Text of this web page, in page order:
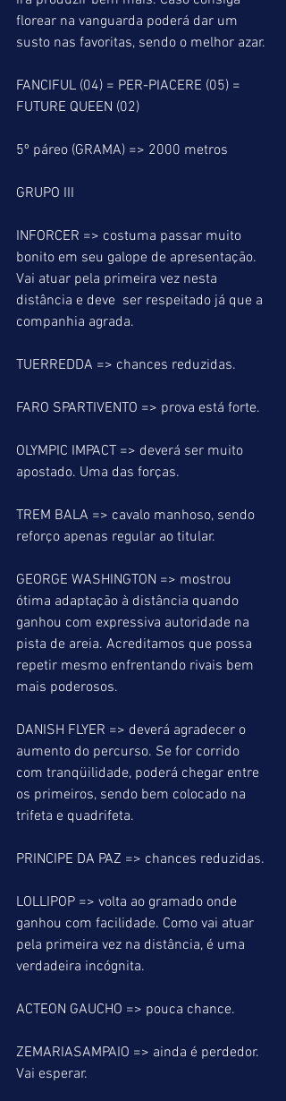
florear na vanguarda poderá dar um
susto nas favoritas, sendo o melhor azar.
FANCIFUL (04) = PER-PIACERE (05) =
FUTURE QUEEN (02)
5º páreo (GRAMA) => 2000 metros
GRUPO III
INFORCER => costuma passar muito
bonito em seu galope de apresentação.
Vai atuar pela primeira vez nesta
distância e deve  ser respeitado já que a
companhia agrada.
TUERREDDA => chances reduzidas.
FARO SPARTIVENTO => prova está forte.
OLYMPIC IMPACT => deverá ser muito
apostado. Uma das forças.
TREM BALA => cavalo manhoso, sendo
reforço apenas regular ao titular.
GEORGE WASHINGTON => mostrou
ótima adaptação à distância quando
ganhou com expressiva autoridade na
pista de areia. Acreditamos que possa
repetir mesmo enfrentando rivais bem
mais poderosos.
DANISH FLYER => deverá agradecer o
aumento do percurso. Se for corrido
com tranqüilidade, poderá chegar entre
os primeiros, sendo bem colocado na
trifeta e quadrifeta.
PRINCIPE DA PAZ => chances reduzidas.
LOLLIPOP => volta ao gramado onde
ganhou com facilidade. Como vai atuar
pela primeira vez na distância, é uma
verdadeira incógnita.
ACTEON GAUCHO => pouca chance.
ZEMARIASAMPAIO => ainda é perdedor.
Vai esperar.